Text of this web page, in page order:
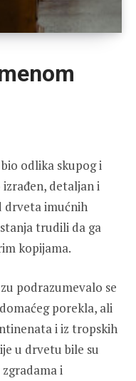
odlika skupog i
izrađen, detaljan i
drveta imućnih
trudili da ga
kopijama.
podrazumevalo se
porekla, ali
i iz tropskih
u drvetu bile su
i